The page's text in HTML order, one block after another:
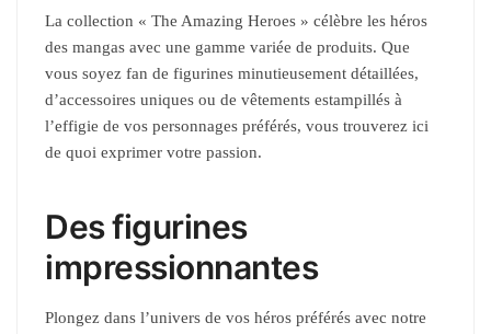
La collection « The Amazing Heroes » célèbre les héros
des mangas avec une gamme variée de produits. Que
vous soyez fan de figurines minutieusement détaillées,
d’accessoires uniques ou de vêtements estampillés à
l’effigie de vos personnages préférés, vous trouverez ici
de quoi exprimer votre passion.
Des figurines
impressionnantes
Plongez dans l’univers de vos héros préférés avec notre